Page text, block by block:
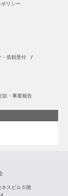
リシー
・依頼受付
款・事業報告
ネスビル５階